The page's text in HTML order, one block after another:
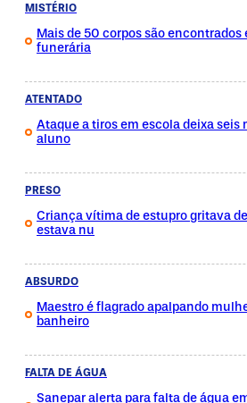
MISTÉRIO
Mais de 50 corpos são
funerária
ATENTADO
Ataque a tiros em escola deixa seis
aluno
PRESO
Criança vítima de estupro gritava
estava nu
ABSURDO
Maestro é flagrado apalpando
banheiro
FALTA DE ÁGUA
Sanepar alerta para falta de água